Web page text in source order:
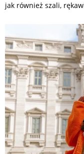
jak również szali,